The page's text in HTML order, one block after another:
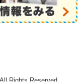
Rights Reserved.